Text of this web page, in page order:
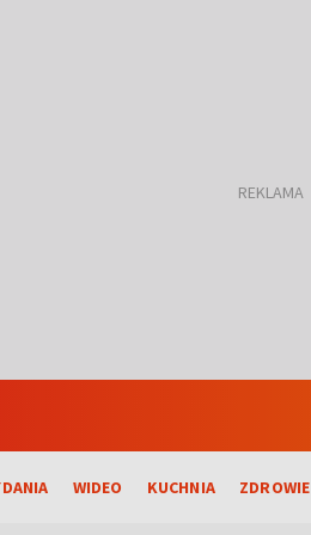
WIDEO KUCHNIA ZDROWIE